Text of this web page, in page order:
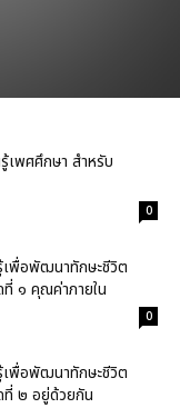
เพศศึกษา สำหรับ
0
เพื่อพัฒนาทักษะชีวิต
ที่ ๑ คุณค่าภายใน
0
เพื่อพัฒนาทักษะชีวิต
ที่ ๒ อยู่ด้วยกัน